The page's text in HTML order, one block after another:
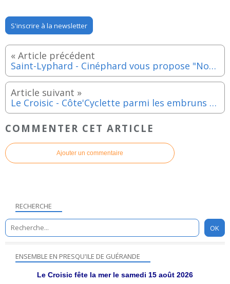
S'inscrire à la newsletter
Saint-Lyphard - Cinéphard vous propose "Notre-Dame brûle" - Vendredi 24 juin 2022
Le Croisic - Côte'Cyclette parmi les embruns - Dimanche 8 mai 2022
COMMENTER CET ARTICLE
Ajouter un commentaire
RECHERCHE
ENSEMBLE EN PRESQU'ILE DE GUÉRANDE
Le Croisic fête la mer le samedi 15 août 2026